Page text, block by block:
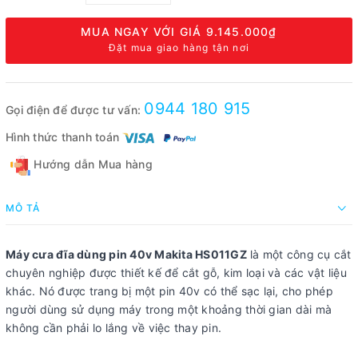
MUA NGAY VỚI GIÁ 9.145.000₫
Đặt mua giao hàng tận nơi
Gọi điện để được tư vấn: 0944 180 915
Hình thức thanh toán
Hướng dẫn Mua hàng
MÔ TẢ
Máy cưa đĩa dùng pin 40v Makita HS011GZlà một công cụ cắt
chuyên nghiệp được thiết kế để cắt gỗ, kim loại và các vật liệu
khác. Nó được trang bị một pin 40v có thể sạc lại, cho phép
người dùng sử dụng máy trong một khoảng thời gian dài mà
không cần phải lo lắng về việc thay pin.